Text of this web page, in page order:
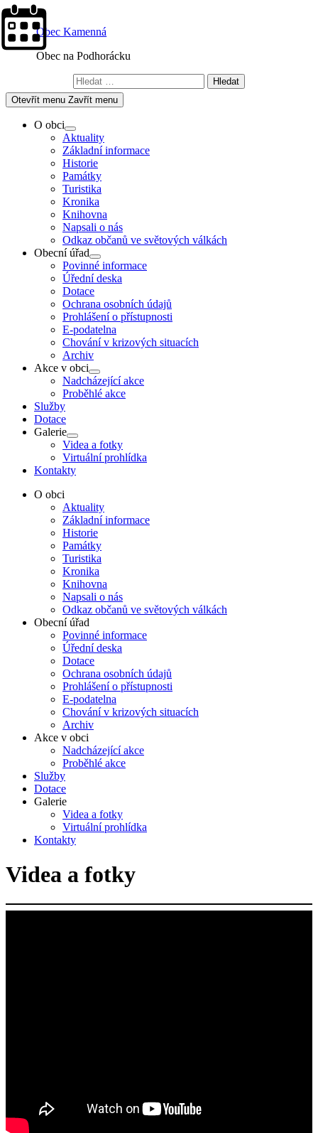
Skip
to
contentObec Kamenná
Obec na Podhorácku
Vyhledávání
Otevřít menu Zavřít menu
O obci
Show
sub
menu
Aktuality
Základní informace
Historie
Památky
Turistika
Kronika
Knihovna
Napsali o nás
Odkaz občanů ve světových válkách
Obecní úřad
Show
sub
menu
Povinné informace
Úřední deska
Dotace
Ochrana osobních údajů
Prohlášení o přístupnosti
E-podatelna
Chování v krizových situacích
Archiv
Akce v obci
Show
sub
menu
Nadcházející akce
Proběhlé akce
Služby
Dotace
Galerie
Show
sub
menu
Videa a fotky
Virtuální prohlídka
Kontakty
O obci
Aktuality
Základní informace
Historie
Památky
Turistika
Kronika
Knihovna
Napsali o nás
Odkaz občanů ve světových válkách
Obecní úřad
Povinné informace
Úřední deska
Dotace
Ochrana osobních údajů
Prohlášení o přístupnosti
E-podatelna
Chování v krizových situacích
Archiv
Akce v obci
Nadcházející akce
Proběhlé akce
Služby
Dotace
Galerie
Videa a fotky
Virtuální prohlídka
Kontakty
Videa a fotky